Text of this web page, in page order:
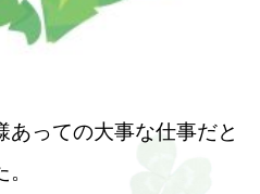
っての大事な仕事だと